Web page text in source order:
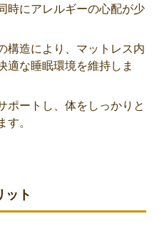
時にアレルギーの心配が少
構造により、マットレス内
適な睡眠環境を維持しま
ポートし、体をしっかりと
。
ット